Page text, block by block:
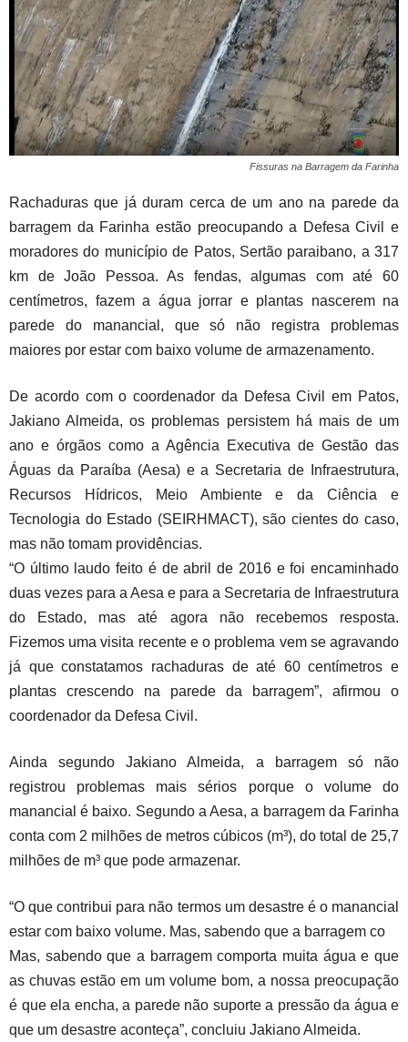
Fissuras na Barragem da Farinha
Rachaduras que já duram cerca de um ano na parede da
barragem da Farinha estão preocupando a Defesa Civil e
moradores do município de Patos, Sertão paraibano, a 317
km de João Pessoa. As fendas, algumas com até 60
centímetros, fazem a água jorrar e plantas nascerem na
parede do manancial, que só não registra problemas
maiores por estar com baixo volume de armazenamento.
De acordo com o coordenador da Defesa Civil em Patos,
Jakiano Almeida, os problemas persistem há mais de um
ano e órgãos como a Agência Executiva de Gestão das
Águas da Paraíba (Aesa) e a Secretaria de Infraestrutura,
Recursos Hídricos, Meio Ambiente e da Ciência e
Tecnologia do Estado (SEIRHMACT), são cientes do caso,
mas não tomam providências.
“O último laudo feito é de abril de 2016 e foi encaminhado
duas vezes para a Aesa e para a Secretaria de Infraestrutura
do Estado, mas até agora não recebemos resposta.
Fizemos uma visita recente e o problema vem se agravando
já que constatamos rachaduras de até 60 centímetros e
plantas crescendo na parede da barragem”, afirmou o
coordenador da Defesa Civil.
Ainda segundo Jakiano Almeida, a barragem só não
registrou problemas mais sérios porque o volume do
manancial é baixo. Segundo a Aesa, a barragem da Farinha
conta com 2 milhões de metros cúbicos (m³), do total de 25,7
milhões de m³ que pode armazenar.
“O que contribui para não termos um desastre é o manancial
estar com baixo volume. Mas, sabendo que a barragem co
Mas, sabendo que a barragem comporta muita água e que
as chuvas estão em um volume bom, a nossa preocupação
é que ela encha, a parede não suporte a pressão da água e
que um desastre aconteça”, concluiu Jakiano Almeida.